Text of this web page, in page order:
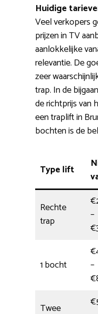
Huidige
Veel verkopers
prijzen in TV
aanlokkelijke
relevantie. De
zeer
trap. In de
de richtprijs van
een traplift in
bochten is de
Type lift
Rechte
trap
–
1 bocht
–
Twee